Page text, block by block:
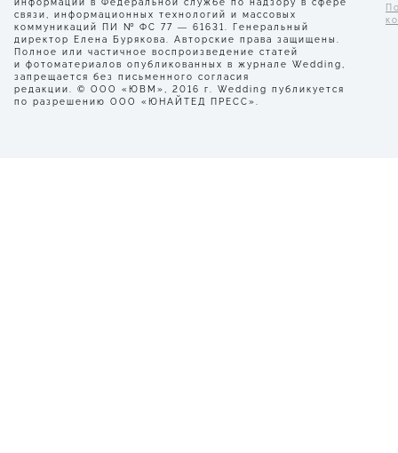
информации в Федеральной службе по надзору в сфере
связи, информационных технологий и массовых
коммуникаций ПИ № ФС 77 — 61631. Генеральный
директор Елена Бурякова. Авторские права защищены.
Полное или частичное воспроизведение статей
и фотоматериалов опубликованных в журнале Wedding,
запрещается без письменного согласия
редакции. © ООО «ЮВМ», 2016 г. Wedding публикуется
по разрешению ООО «ЮНАЙТЕД ПРЕСС».